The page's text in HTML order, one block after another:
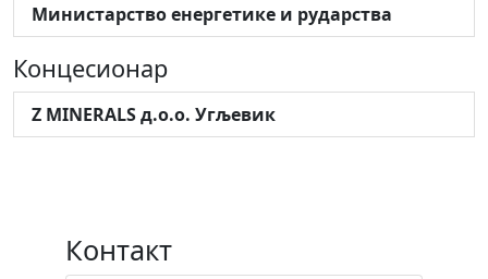
Министарство енергетике и рударства
Концесионар
Z MINERALS д.о.о. Угљевик
Контакт